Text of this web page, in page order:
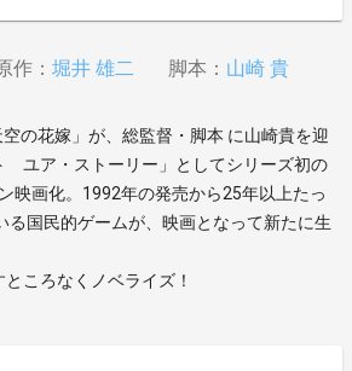
作： 堀井 雄二 脚本： 山崎 貴
空の花嫁」が、総監督・脚本 に山崎貴を迎
ユア・ストーリー」としてシリーズ初の
映画化。1992年の発売から25年以上たっ
る国民的ゲームが、映画となって新たに生
ころなくノベライズ！